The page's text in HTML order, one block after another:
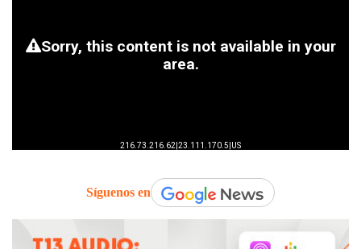
Síguenos en